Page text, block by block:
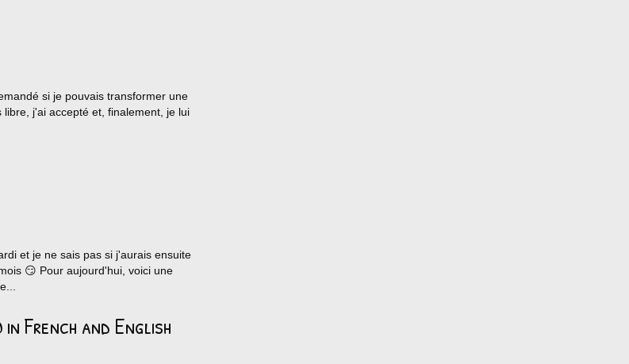
si je pouvais transformer une
j'ai accepté et, finalement, je lui
et je ne sais pas si j'aurais ensuite
😏 Pour aujourd'hui, voici une
French and English